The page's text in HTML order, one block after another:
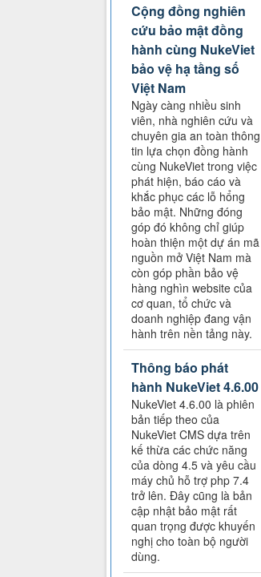
Cộng đồng nghiên
cứu bảo mật đồng
hành cùng NukeViet
bảo vệ hạ tầng số
Việt Nam
Ngày càng nhiều sinh
viên, nhà nghiên cứu và
chuyên gia an toàn thông
tin lựa chọn đồng hành
cùng NukeViet trong việc
phát hiện, báo cáo và
khắc phục các lỗ hổng
bảo mật. Những đóng
góp đó không chỉ giúp
hoàn thiện một dự án mã
nguồn mở Việt Nam mà
còn góp phần bảo vệ
hàng nghìn website của
cơ quan, tổ chức và
doanh nghiệp đang vận
hành trên nền tảng này.
Thông báo phát
hành NukeViet 4.6.00
NukeViet 4.6.00 là phiên
bản tiếp theo của
NukeViet CMS dựa trên
kế thừa các chức năng
của dòng 4.5 và yêu cầu
máy chủ hỗ trợ php 7.4
trở lên. Đây cũng là bản
cập nhật bảo mật rất
quan trọng được khuyến
nghị cho toàn bộ người
dùng.